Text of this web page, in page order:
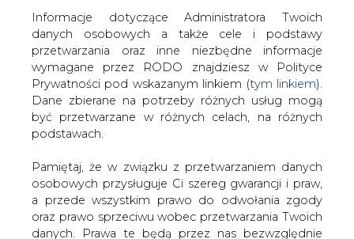
Informacje dotyczące Administratora Twoich
danych osobowych a także cele i podstawy
przetwarzania oraz inne niezbędne informacje
wymagane przez RODO znajdziesz w Polityce
Prywatności pod wskazanym linkiem (tym linkiem).
Dane zbierane na potrzeby różnych usług mogą
być przetwarzane w różnych celach, na różnych
podstawach.
Pamiętaj, że w związku z przetwarzaniem danych
osobowych przysługuje Ci szereg gwarancji i praw,
a przede wszystkim prawo do odwołania zgody
oraz prawo sprzeciwu wobec przetwarzania Twoich
danych. Prawa te będą przez nas bezwzględnie
drukuj
skomentuj
udostępnij
Również GDF zainteresowany jest